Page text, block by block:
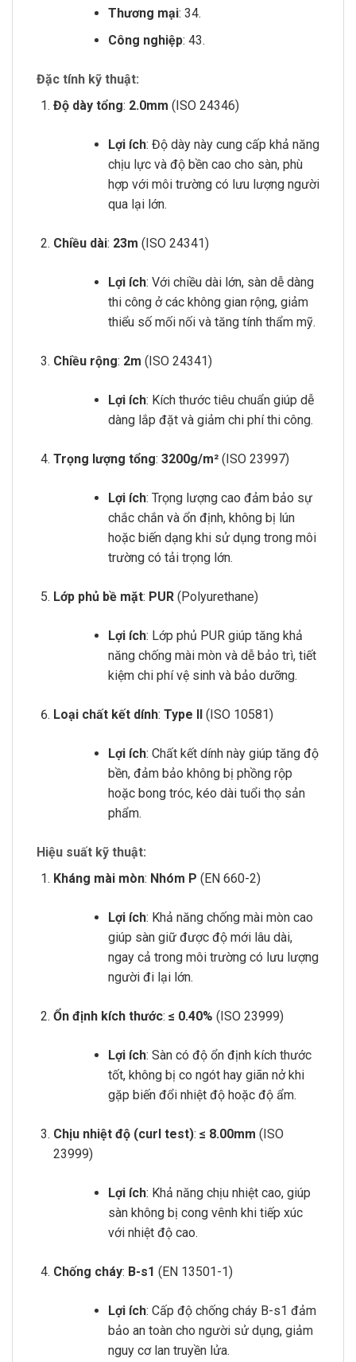
Thương mại: 34.
Công nghiệp: 43.
Đặc tính kỹ thuật:
Độ dày tổng: 2.0mm (ISO 24346)
Lợi ích: Độ dày này cung cấp khả năng
chịu lực và độ bền cao cho sàn, phù
hợp với môi trường có lưu lượng người
qua lại lớn.
Chiều dài: 23m (ISO 24341)
Lợi ích: Với chiều dài lớn, sàn dễ dàng
thi công ở các không gian rộng, giảm
thiểu số mối nối và tăng tính thẩm mỹ.
Chiều rộng: 2m (ISO 24341)
Lợi ích: Kích thước tiêu chuẩn giúp dễ
dàng lắp đặt và giảm chi phí thi công.
Trọng lượng tổng: 3200g/m²(ISO 23997)
Lợi ích: Trọng lượng cao đảm bảo sự
chắc chắn và ổn định, không bị lún
hoặc biến dạng khi sử dụng trong môi
trường có tải trọng lớn.
Lớp phủ bề mặt: PUR(Polyurethane)
Lợi ích: Lớp phủ PUR giúp tăng khả
năng chống mài mòn và dễ bảo trì, tiết
kiệm chi phí vệ sinh và bảo dưỡng.
Loại chất kết dính: Type II(ISO 10581)
Lợi ích: Chất kết dính này giúp tăng độ
bền, đảm bảo không bị phồng rộp
hoặc bong tróc, kéo dài tuổi thọ sản
phẩm.
Hiệu suất kỹ thuật:
Kháng mài mòn: Nhóm P (EN 660-2)
Lợi ích: Khả năng chống mài mòn cao
giúp sàn giữ được độ mới lâu dài,
ngay cả trong môi trường có lưu lượng
người đi lại lớn.
Ổn định kích thước: ≤ 0.40% (ISO 23999)
Lợi ích: Sàn có độ ổn định kích thước
tốt, không bị co ngót hay giãn nở khi
gặp biến đổi nhiệt độ hoặc độ ẩm.
Chịu nhiệt độ (curl test): ≤ 8.00mm (ISO
23999)
Lợi ích: Khả năng chịu nhiệt cao, giúp
sàn không bị cong vênh khi tiếp xúc
với nhiệt độ cao.
Chống cháy: B-s1 (EN 13501-1)
Lợi ích: Cấp độ chống cháy B-s1 đảm
bảo an toàn cho người sử dụng, giảm
nguy cơ lan truyền lửa.